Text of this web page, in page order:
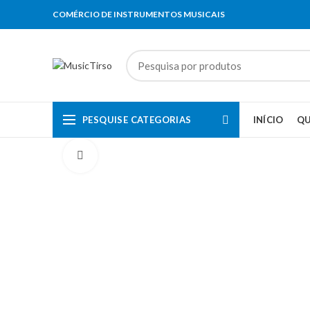
COMÉRCIO DE INSTRUMENTOS MUSICAIS
PESQUISE CATEGORIAS INÍCIO